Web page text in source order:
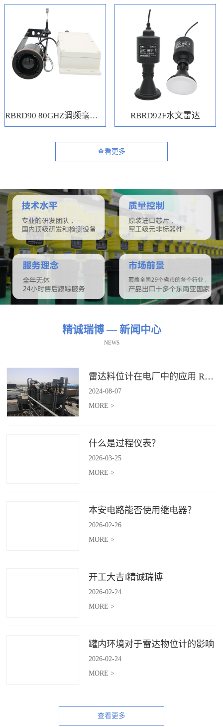
RBRD90 80GHZ调频毫米波水位计 RBRD92F水文雷达
查看更多
精诚瑞博 — 新闻中心
NEWS
雷达料位计在电厂中的应用 RBRDZB-71-6-C
2024-08-07
MORE >
什么是过程仪表？
2026-03-25
MORE >
本安电路能否使用继电器？
2026-02-26
MORE >
开工大吉‖精诚瑞博
2026-02-24
MORE >
罐内环境对于雷达物位计的影响
2026-02-24
MORE >
查看更多